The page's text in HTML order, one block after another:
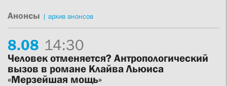
Анонсы | архив анонсов
8.08 14:30
Человек отменяется? Антропологический
вызов в романе Клайва Льюиса
«Мерзейшая мощь»